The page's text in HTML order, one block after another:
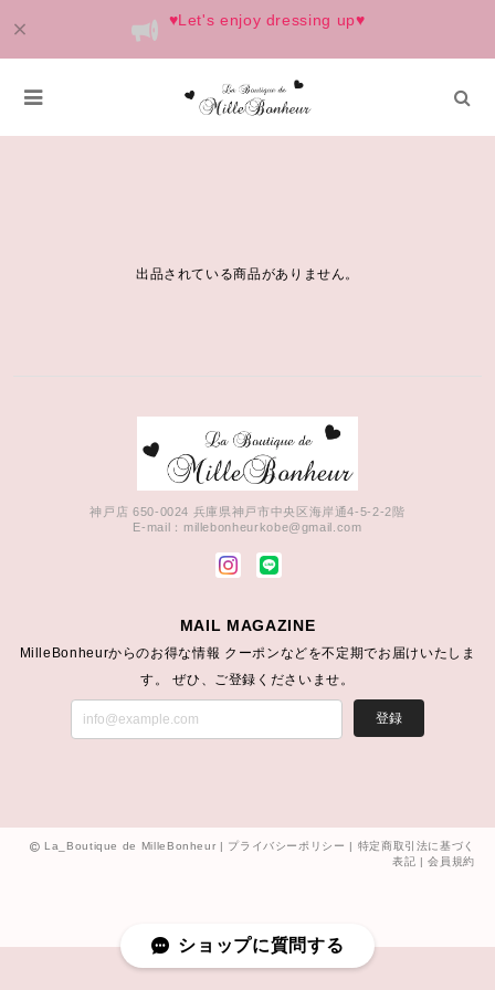
♥️Let's enjoy dressing up♥️
HAIR PIN
出品されている商品がありません。
神戸店 650-0024 兵庫県神戸市中央区海岸通4-5-2-2階
E-mail： millebonheurkobe@gmail.com
MAIL MAGAZINE
MilleBonheurからのお得な情報 クーポンなどを不定期でお届けいたしま
す。 ぜひ、ご登録くださいませ。
登録
La_Boutique de MilleBonheur | プライバシーポリシー | 特定商取引法に基づく
表記 |会員規約
ショップに質問する